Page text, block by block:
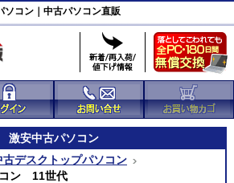
ソコン｜中古パソコン直販
激安中古パソコン
古デスクトップパソコン
コン 11世代